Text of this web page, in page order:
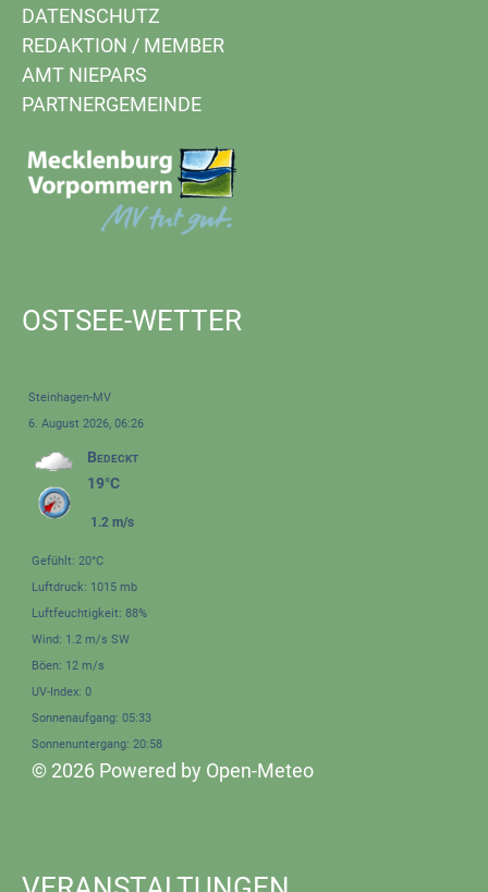
DATENSCHUTZ
REDAKTION / MEMBER
AMT NIEPARS
PARTNERGEMEINDE
OSTSEE-WETTER
Steinhagen-MV
6. August 2026, 06:26
Bedeckt
19°C
1.2 m/s
Gefühlt: 20°C
Luftdruck: 1015 mb
Luftfeuchtigkeit: 88%
Wind: 1.2 m/s SW
Böen: 12 m/s
UV-Index: 0
Sonnenaufgang: 05:33
Sonnenuntergang: 20:58
© 2026 Powered by Open-Meteo